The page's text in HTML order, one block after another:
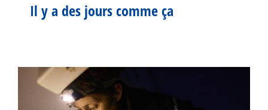
Il y a des jours comme ça